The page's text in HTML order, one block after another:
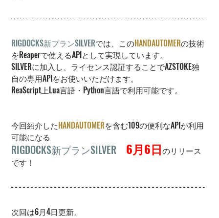
RIGDOCKS新プランSILVERでは、このHANDAUTOMERの技術
をReaperで使えるAPIとして実現しています。
SILVERに加入し、ライセンス認証することでAZSTOKE独
自の専用APIをお使いいただけます。
ReaScript上Lua言語・Python言語で利用可能です。
今回紹介したHANDAUTOMERを含む109の便利なAPIが利用
可能になる
RIGDOCKS新プランSILVER 6月6日のリリース
です！
次回は6月4日更新。